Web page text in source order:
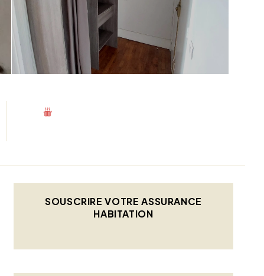
SOUSCRIRE VOTRE ASSURANCE
HABITATION